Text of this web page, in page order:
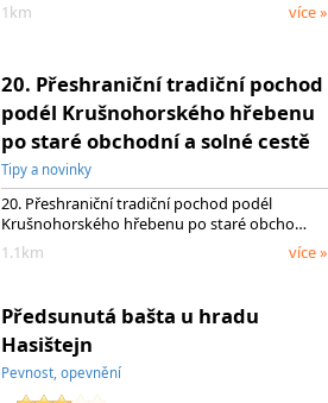
1km
více »
20. Přeshraniční tradiční pochod
podél Krušnohorského hřebenu
po staré obchodní a solné cestě
Tipy a novinky
20. Přeshraniční tradiční pochod podél
Krušnohorského hřebenu po staré obcho…
1.1km
více »
Předsunutá bašta u hradu
Hasištejn
Pevnost, opevnění